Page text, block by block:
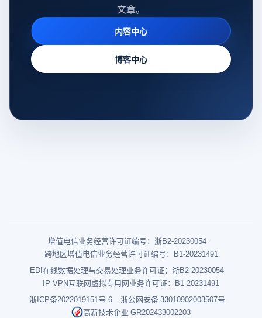
文章。
内容中心
博客中心
增值电信业务经营许可证编号：浙B2-20230054
跨地区增值电信业务经营许可证编号：B1-20231491
EDI在线数据处理与交易处理业务许可证：浙B2-20230054
IP-VPN互联网虚拟专用网业务许可证：B1-20231491
浙ICP备2022019151号-6
浙公网安备 33010902003507号
高新技术企业 GR202433002203